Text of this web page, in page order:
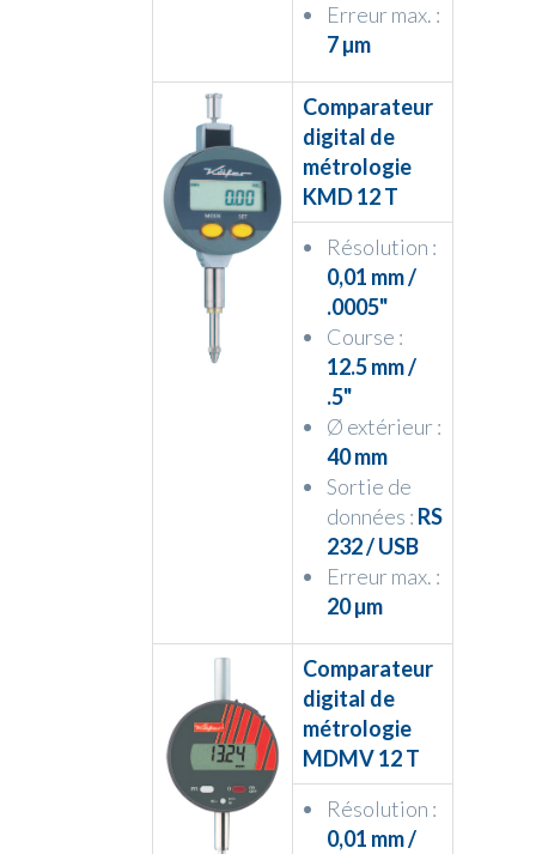
Erreur max. :
7 µm
Comparateur
digital de
métrologie
KMD 12 T
Résolution :
0,01 mm /
.0005"
Course :
12.5 mm /
.5"
Ø extérieur :
40 mm
Sortie de
données : RS
232 / USB
Erreur max. :
20 µm
Comparateur
digital de
métrologie
MDMV 12 T
Résolution :
0,01 mm /